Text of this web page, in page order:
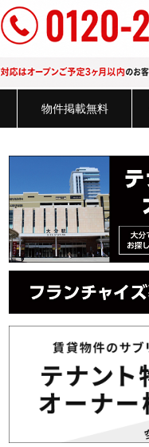
物件掲載無料